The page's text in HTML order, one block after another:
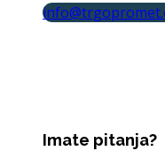
Imate pitanja?